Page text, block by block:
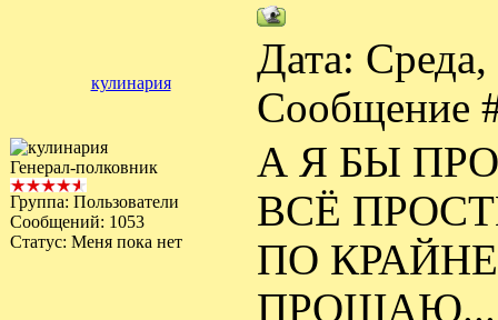
кулинария
Дата:
Сообщение
Генерал-полковник
Группа: Пользователи
Сообщений: 1053
Статус: Меня пока нет
А Я БЫ
ВСЁ
ПО